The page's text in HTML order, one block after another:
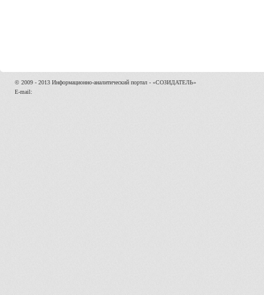
© 2009 - 2013 Информационно-аналитический портал - «СОЗИДАТЕЛЬ»
E-mail: